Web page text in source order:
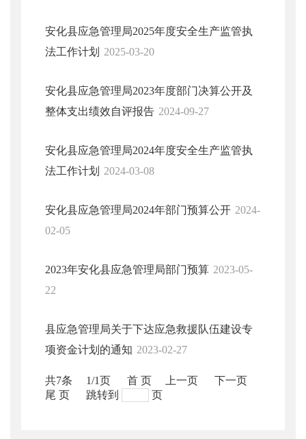
安化县应急管理局2025年度安全生产监管执
法工作计划
2025-03-20
安化县应急管理局2023年度部门决算公开及
整体支出绩效自评报告 2024-09-27
安化县应急管理局2024年度安全生产监管执
法工作计划
2024-03-08
安化县应急管理局2024年部门预算公开 2024-
02-05
2023年安化县应急管理局部门预算 2023-05-
22
县应急管理局关于下达应急救援队伍建设专
项资金计划的通知 2023-02-27
共7条 1/1页 首 页 上一页
下一页
尾 页
跳转到 页